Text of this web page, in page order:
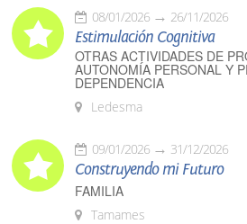
08/01/2026 26/11/2026
Estimulación Cognitiva
OTRAS ACTIVIDADES DE
AUTONOMÍA PERSONAL Y
DEPENDENCIA
Ledesma
09/01/2026 31/12/2026
Construyendo mi Futuro
FAMILIA
Tamames